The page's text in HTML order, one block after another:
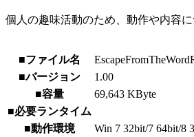
個人の趣味活動のため、動作や内容
■ファイル名
■バージョン
1.00
■容量
69,643 KByte
■必要ランタイム
■動作環境
Win 7 32bit/7 64bit/8